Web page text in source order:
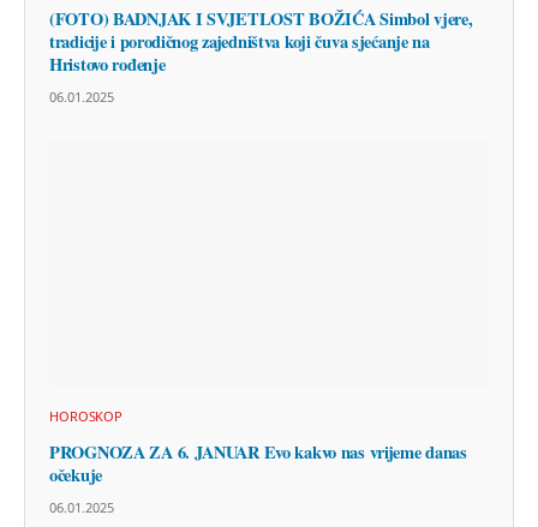
(FOTO) BADNJAK I SVJETLOST BOŽIĆA Simbol vjere,
tradicije i porodičnog zajedništva koji čuva sjećanje na
Hristovo rođenje
06.01.2025
HOROSKOP
PROGNOZA ZA 6. JANUAR Evo kakvo nas vrijeme danas
očekuje
06.01.2025